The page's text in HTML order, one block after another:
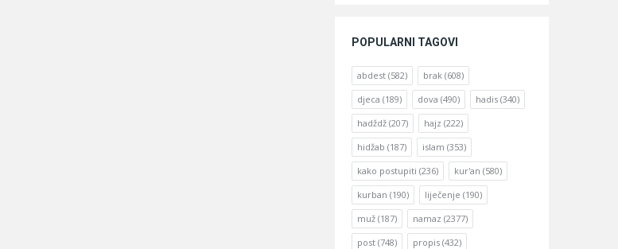
POPULARNI TAGOVI
abdest (582) brak (608)
djeca (189) dova (490) hadis (340)
hadždž (207) hajz (222)
hidžab (187) islam (353)
kako postupiti (236) kur'an (580)
kurban (190) liječenje (190)
muž (187) namaz (2377)
post (748) propis (432)